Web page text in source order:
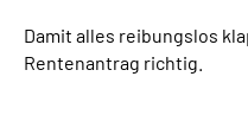
Beratung & Kontakt
Damit alles reibungslos
Rentenantrag richtig.